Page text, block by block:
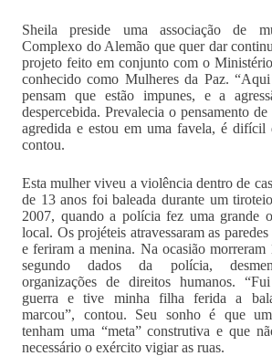
Sheila preside uma associação de
Complexo do Alemão que quer dar
projeto feito em conjunto com o
conhecido como Mulheres da Paz. “Aqui
pensam que estão impunes, e a
despercebida. Prevalecia o pensamento de
agredida e estou em uma favela, é difícil
contou.
Esta mulher viveu a violência dentro de
de 13 anos foi baleada durante um
2007, quando a polícia fez uma grande
local. Os projéteis atravessaram as paredes
e feriram a menina. Na ocasião morreram
segundo dados da polícia,
organizações de direitos humanos.
guerra e tive minha filha ferida a
marcou”, contou. Seu sonho é que
tenham uma “meta” construtiva e que
necessário o exército vigiar as ruas.